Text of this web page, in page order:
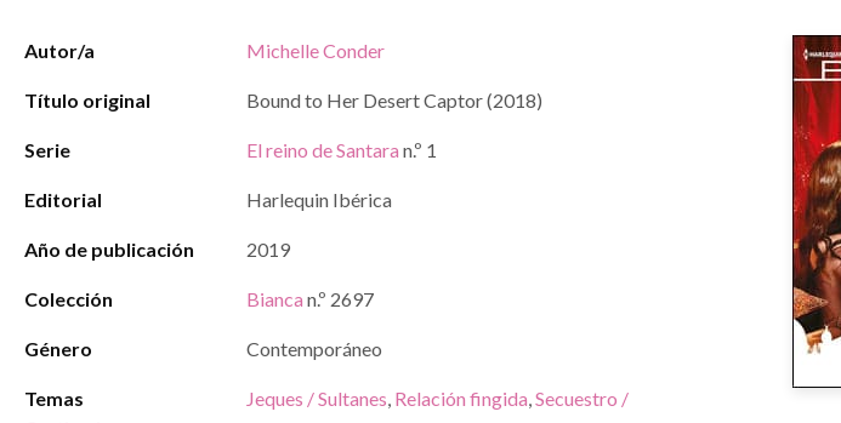
Autor/a Michelle Conder
Título original Bound to Her Desert Captor (2018)
Serie El reino de Santara n.º 1
Editorial Harlequin Ibérica
Año de publicación 2019
Colección Bianca n.º 2697
Género Contemporáneo
Temas Jeques / Sultanes, Relación fingida,Secuestro /